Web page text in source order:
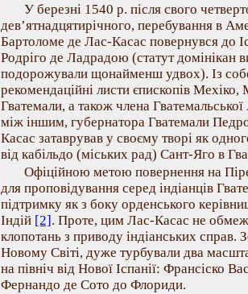
У березні 1540 р. після свого
дев’ятнадцятирічного, перебування в
Бартоломе де Лас-Касас повернувся до
Родріго де Ладрадою (статут домінікан
подорожували щонайменш удвох). Із
рекомендаційні листи єпископів
Гватемали, а також члена
між іншим, губернатора Гватемали
Касас затаврував у своєму творі як
від кабільдо (міських рад) Сант-Яго в
Офіційною метою повернення на
для проповідування серед індіанців
підтримку як з боку орденського
Індій [2]. Проте, цим Лас-Касас не
клопотань з приводу індіанських справ.
Новому Світі, дуже турбували два
на північ від Нової Іспанії: Франсіско
Фернандо де Сото до Флориди.